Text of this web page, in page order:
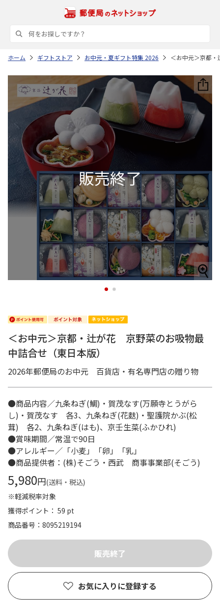
ホーム ギフトストア お中元・夏ギフト特集 2026 ＜お中元＞京都
1 2
＜お中元＞京都・辻が花 京野菜のお吸物最
中詰合せ（東日本版）
2026年郵便局のお中元 百貨店・有名専門店の贈り物
●商品内容／九条ねぎ(鯛)・賀茂なす(万願寺とうがら
し)・賀茂なす 各3、九条ねぎ(花麩)・聖護院かぶ(松
茸) 各2、九条ねぎ(はも)、京壬生菜(ふかひれ)
●賞味期間／常温で90日
●アレルギー／「小麦」「卵」「乳」
●商品提供者：(株)そごう・西武 商事事業部(そごう)
5,980円(送料・税込)
※軽減税率対象
獲得ポイント： 59 pt
商品番号
8095219194
お気に入りに登録する